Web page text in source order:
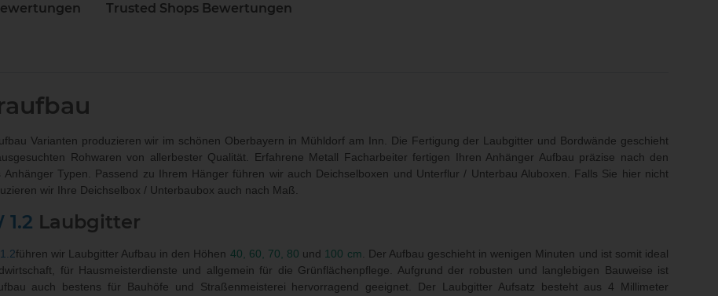
Trusted Shops Bewertungen
Varianten produzieren wir im schönen Oberbayern in Mühldorf am Inn. Die Fertigung der Laubgitter und Bordwände geschieht
Rohwaren von allerbester Qualität. Erfahrene Metall Facharbeiter fertigen Ihren Anhänger Aufbau präzise nach den
Anhänger Typen. Passend zu Ihrem Hänger führen wir auch Deichselboxen und Unterflur / Unterbau Aluboxen. Falls Sie hier nicht
wir Ihre Deichselbox / Unterbaubox auch nach Maß.
Laubgitter
führen wir Laubgitter Aufbau in den Höhen 40, 60, 70, 80 und 100 cm. Der Aufbau geschieht in wenigen Minuten und ist somit ideal
für Hausmeisterdienste und allgemein für die Grünflächenpflege. Aufgrund der robusten und langlebigen Bauweise ist
auch bestens für Bauhöfe und Straßenmeisterei hervorragend geeignet. Der Laubgitter Aufsatz besteht aus 4 Millimeter